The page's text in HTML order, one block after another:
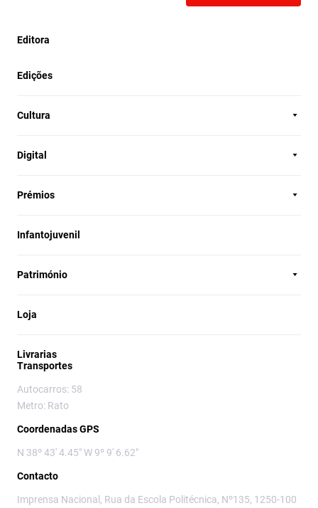
Editora
Edições
Cultura
Digital
Prémios
Infantojuvenil
Património
Loja
Livrarias
Transportes
Autocarros: 58
Metro: Rato
Coordenadas GPS
N 38º 43' 4.45" W 9º 9' 6.62"
Contacto
Imprensa Nacional, Rua da Escola Politécnica, Nº135, 1250-100